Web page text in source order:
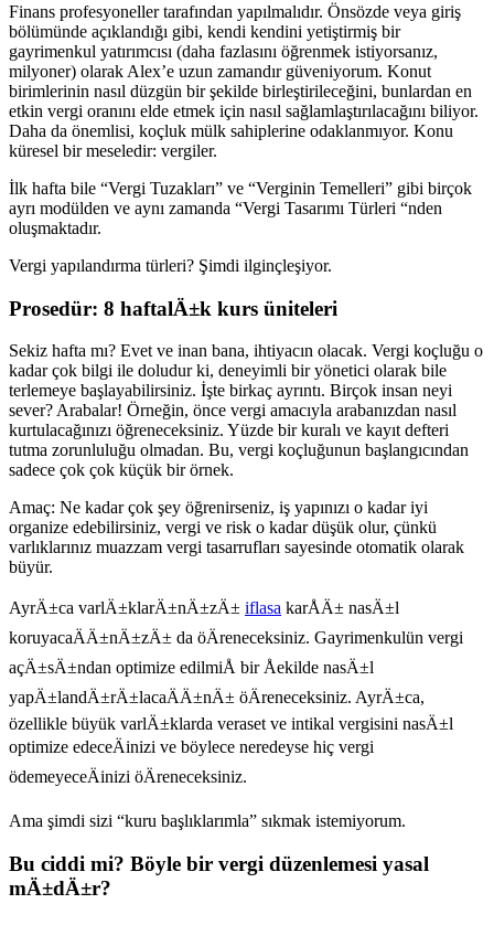
Finans profesyoneller tarafından yapılmalıdır. Önsözde veya giriş
bölümünde açıklandığı gibi, kendi kendini yetiştirmiş bir
gayrimenkul yatırımcısı (daha fazlasını öğrenmek istiyorsanız,
milyoner) olarak Alex’e uzun zamandır güveniyorum. Konut
birimlerinin nasıl düzgün bir şekilde birleştirileceğini, bunlardan en
etkin vergi oranını elde etmek için nasıl sağlamlaştırılacağını biliyor.
Daha da önemlisi, koçluk mülk sahiplerine odaklanmıyor. Konu
küresel bir meseledir: vergiler.
İlk hafta bile “Vergi Tuzakları” ve “Verginin Temelleri” gibi birçok
ayrı modülden ve aynı zamanda “Vergi Tasarımı Türleri “nden
oluşmaktadır.
Vergi yapılandırma türleri? Şimdi ilginçleşiyor.
Prosedür: 8 haftalÄ±k kurs üniteleri
Sekiz hafta mı? Evet ve inan bana, ihtiyacın olacak. Vergi koçluğu o
kadar çok bilgi ile doludur ki, deneyimli bir yönetici olarak bile
terlemeye başlayabilirsiniz. İşte birkaç ayrıntı. Birçok insan neyi
sever? Arabalar! Örneğin, önce vergi amacıyla arabanızdan nasıl
kurtulacağınızı öğreneceksiniz. Yüzde bir kuralı ve kayıt defteri
tutma zorunluluğu olmadan. Bu, vergi koçluğunun başlangıcından
sadece çok çok küçük bir örnek.
Amaç: Ne kadar çok şey öğrenirseniz, iş yapınızı o kadar iyi
organize edebilirsiniz, vergi ve risk o kadar düşük olur, çünkü
varlıklarınız muazzam vergi tasarrufları sayesinde otomatik olarak
büyür.
AyrÄ±ca varlÄ±klarÄ±nÄ±zÄ± iflasa karÅÄ± nasÄ±l
koruyacaÄÄ±nÄ±zÄ± da öÄreneceksiniz. Gayrimenkulün vergi
açÄ±sÄ±ndan optimize edilmiÅ bir Åekilde nasÄ±l
yapÄ±landÄ±rÄ±lacaÄÄ±nÄ± öÄreneceksiniz. AyrÄ±ca,
özellikle büyük varlÄ±klarda veraset ve intikal vergisini nasÄ±l
optimize edeceÄinizi ve böylece neredeyse hiç vergi
ödemeyeceÄinizi öÄreneceksiniz.
Ama şimdi sizi “kuru başlıklarımla” sıkmak istemiyorum.
Bu ciddi mi? Böyle bir vergi düzenlemesi yasal
mÄ±dÄ±r?